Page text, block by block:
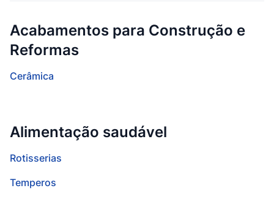
Acabamentos para Construção e
Reformas
Cerâmica
Alimentação saudável
Rotisserias
Temperos